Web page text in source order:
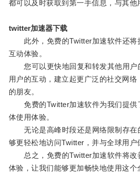
都可以及时获取到第一手信息，与其他
twitter加速器下载
此外，免费的Twitter加速软件还将
互动体验。
您可以更快地回复和转发其他用户
用户的互动，建立起更广泛的社交网络
的朋友。
免费的Twitter加速软件为我们提供
体使用体验。
无论是高峰时段还是网络限制存在
够更轻松地访问Twitter，并与全球用户
总之，免费的Twitter加速软件将改
体验，让我们能够更加畅快地使用这个